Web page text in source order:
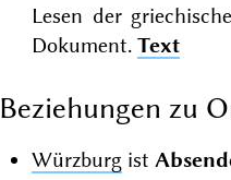
Lesen der
Dokument. Text
Beziehungen zu
Würzburg ist